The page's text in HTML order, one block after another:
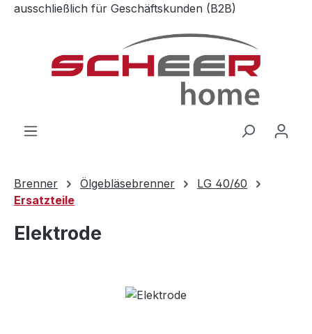
Zum Hauptinhalt springen
ausschließlich für Geschäftskunden (B2B)
Brenner Ölgebläsebrenner
LG 40/60
Ersatzteile
Elektrode
Bildergalerie überspringen